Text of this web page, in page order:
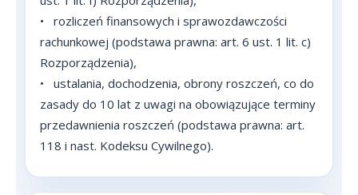
•
rozliczeń finansowych i sprawozdawczości
rachunkowej (podstawa prawna: art. 6 ust. 1 lit. c)
Rozporządzenia),
•
ustalania, dochodzenia, obrony roszczeń, co do
zasady do 10 lat z uwagi na obowiązujące terminy
przedawnienia roszczeń (podstawa prawna: art.
118 i nast. Kodeksu Cywilnego).